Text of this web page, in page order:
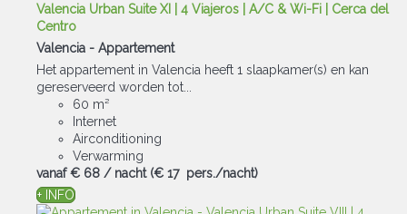
Valencia Urban Suite XI | 4 Viajeros | A/C & Wi-Fi | Cerca del
Centro
Valencia - Appartement
Het appartement in Valencia heeft 1 slaapkamer(s) en kan
gereserveerd worden tot...
60 m²
Internet
Airconditioning
Verwarming
vanaf € 68 / nacht (€ 17 pers./nacht)
+ INFO